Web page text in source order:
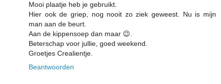
Mooi plaatje heb je gebruikt.
Hier ook de griep, nog nooit zo ziek geweest. Nu is mijn
man aan de beurt.
Aan de kippensoep dan maar 😉.
Beterschap voor jullie, goed weekend.
Groetjes Crealientje.
Beantwoorden